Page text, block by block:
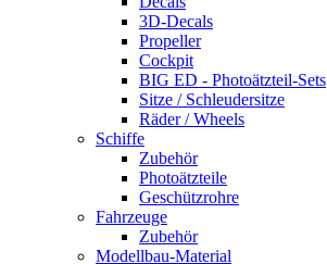
3D-Decals
Propeller
Cockpit
BIG ED - Photoätzteil-Sets
Sitze / Schleudersitze
Räder / Wheels
Schiffe
Zubehör
Photoätzteile
Geschützrohre
Fahrzeuge
Zubehör
Modellbau-Material